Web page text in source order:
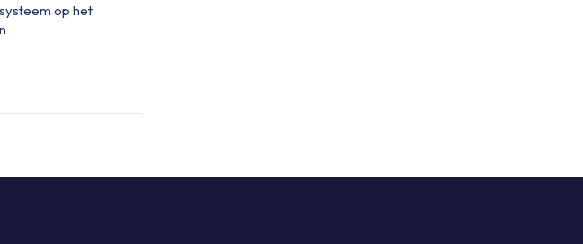
op het